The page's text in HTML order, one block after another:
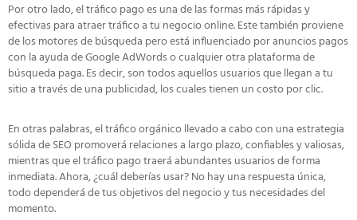
Por otro lado, el tráfico pago es una de las formas más rápidas y
efectivas para atraer tráfico a tu negocio online. Este también proviene
de los motores de búsqueda pero está influenciado por anuncios pagos
con la ayuda de Google AdWords o cualquier otra plataforma de
búsqueda paga. Es decir, son todos aquellos usuarios que llegan a tu
sitio a través de una publicidad, los cuales tienen un costo por clic.
En otras palabras, el tráfico orgánico llevado a cabo con una estrategia
sólida de SEO promoverá relaciones a largo plazo, confiables y valiosas,
mientras que el tráfico pago traerá abundantes usuarios de forma
inmediata. Ahora, ¿cuál deberías usar? No hay una respuesta única,
todo dependerá de tus objetivos del negocio y tus necesidades del
momento.